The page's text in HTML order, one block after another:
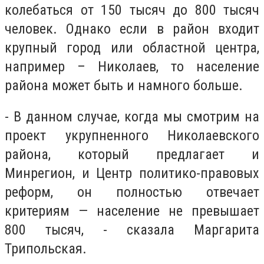
колебаться от 150 тысяч до 800 тысяч
человек. Однако если в район входит
крупный город или областной центра,
например – Николаев, то население
района может быть и намного больше.
- В данном случае, когда мы смотрим на
проект укрупненного Николаевского
района, который предлагает и
Минрегион, и Центр политико-правовых
реформ, он полностью отвечает
критериям — население не превышает
800 тысяч, - сказала Маргарита
Трипольская.